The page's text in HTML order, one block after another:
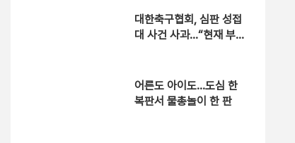
대한축구협회, 심판 성접
대 사건 사과…“현재 부
어른도 아이도…도심 한
복판서 물총놀이 한 판